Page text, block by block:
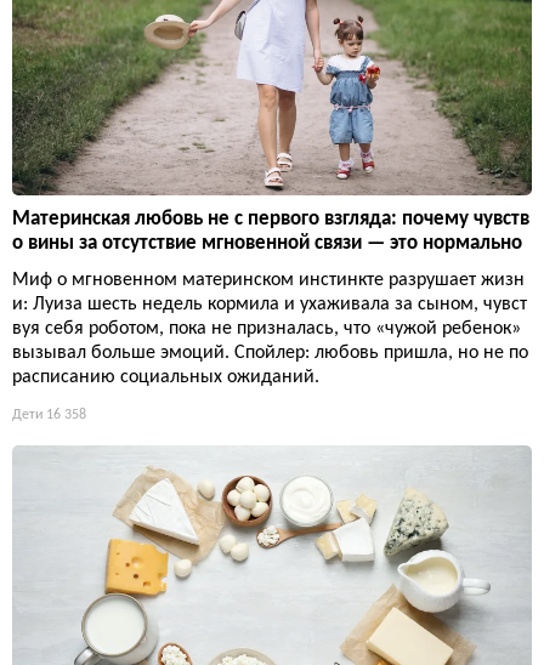
Материнская любовь не с первого взгляда: почему чувств
о вины за отсутствие мгновенной связи — это нормально
Миф о мгновенном материнском инстинкте разрушает жизн
и: Луиза шесть недель кормила и ухаживала за сыном, чувст
вуя себя роботом, пока не призналась, что «чужой ребенок»
вызывал больше эмоций. Спойлер: любовь пришла, но не по
расписанию социальных ожиданий.
Дети 16 358